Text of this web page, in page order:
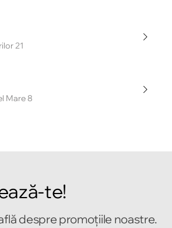
21
Mare 8
te!
despre promoțiile noastre.